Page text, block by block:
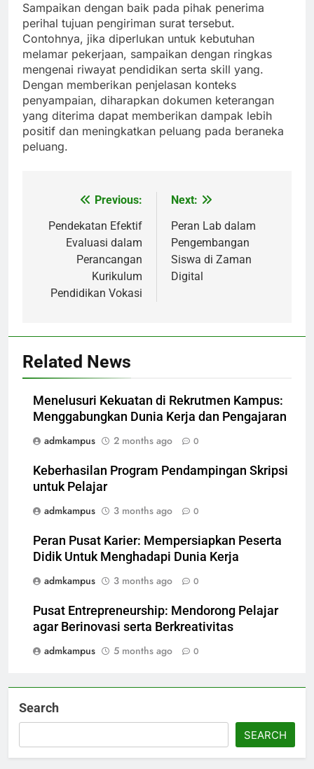
Sampaikan dengan baik pada pihak penerima
perihal tujuan pengiriman surat tersebut.
Contohnya, jika diperlukan untuk kebutuhan
melamar pekerjaan, sampaikan dengan ringkas
mengenai riwayat pendidikan serta skill yang.
Dengan memberikan penjelasan konteks
penyampaian, diharapkan dokumen keterangan
yang diterima dapat memberikan dampak lebih
positif dan meningkatkan peluang pada beraneka
peluang.
navigation
Previous:
Pendekatan Efektif
Evaluasi dalam
Perancangan
Kurikulum
Pendidikan Vokasi
Next:
Peran Lab dalam
Pengembangan
Siswa di Zaman
Digital
Related News
Menelusuri Kekuatan di Rekrutmen Kampus:
Menggabungkan Dunia Kerja dan Pengajaran
admkampus
2 months ago 0
Keberhasilan Program Pendampingan Skripsi
untuk Pelajar
admkampus
3 months ago 0
Peran Pusat Karier: Mempersiapkan Peserta
Didik Untuk Menghadapi Dunia Kerja
admkampus
3 months ago 0
Pusat Entrepreneurship: Mendorong Pelajar
agar Berinovasi serta Berkreativitas
admkampus
5 months ago 0
Search
SEARCH